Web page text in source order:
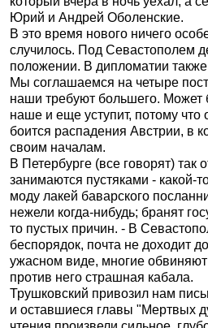
Юрий и Андрей Оболенские.
В это время нового ничего
случилось. Под Севастополем
положении. В дипломатии также
Мы соглашаемся на четыре
наши требуют большего. Может
наше и еще уступит, потому что
боится распадения Австрии, в
своим началам.
В Петербурге (все говорят) так
занимаются пустяками - какой-
моду лакей баварского
нежели когда-нибудь; бранят
то пустых причин. - В
беспорядок, почта не доходит
ужасном виде, многие
против него страшная кабала.
Трушковский привозил нам
и оставшиеся главы "Мертвых